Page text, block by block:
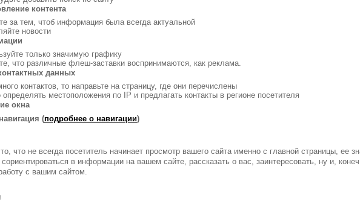
контента
за тем, чтоб информация была всегда актуальной
новости
только значимую графику
что различные флеш-заставки воспринимаются, как реклама.
данных
контактов, то направьте на страницу, где они перечислены
местоположения по IP и предлагать контакты в регионе посетителя
окна
(подробнее о навигации)
что не всегда посетитель начинает просмотр вашего сайта именно с главной страницы, ее
в информации на вашем сайте, рассказать о вас, заинтересовать, ну и,
с вашим сайтом.